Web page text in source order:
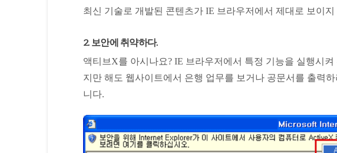
최신 기술로 개발된 콘텐츠가 IE 브라우저에서 제대로 보이
2. 보안에 취약하다.
액티브X를 아시나요? IE 브라우저에서 특정 기능을 실행시
지만 해도 웹사이트에서 은행 업무를 보거나 공문서를 출력
니다.